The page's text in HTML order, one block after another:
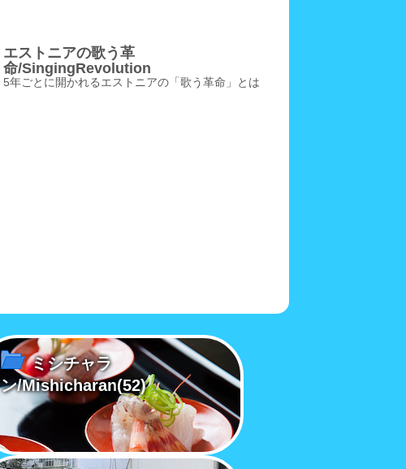
エストニアの歌う革
命/SingingRevolution
5年ごとに開かれるエストニアの「歌う革命」とは
ミシチャラ
ン/Mishicharan(52)